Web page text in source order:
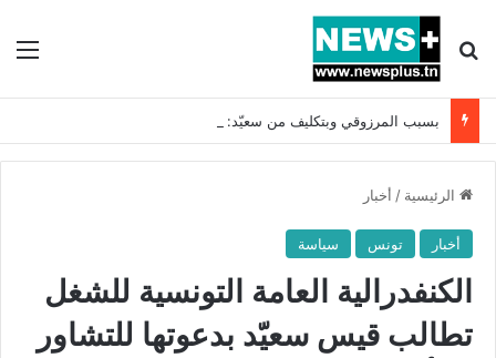
بحث عن
الرئيسية / أخبار
أخبار تونس سياسة
الكنفدرالية العامة التونسية للشغل
تطالب قيس سعيّد بدعوتها للتشاور